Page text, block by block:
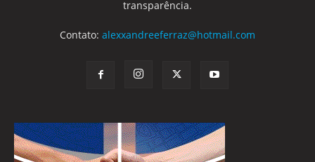
transparência.
Contato: alexxandreeferraz@hotmail.com